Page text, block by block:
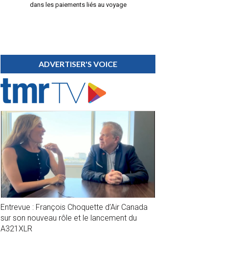
dans les paiements liés au voyage
ADVERTISER'S VOICE
Entrevue : François Choquette d’Air Canada
sur son nouveau rôle et le lancement du
A321XLR